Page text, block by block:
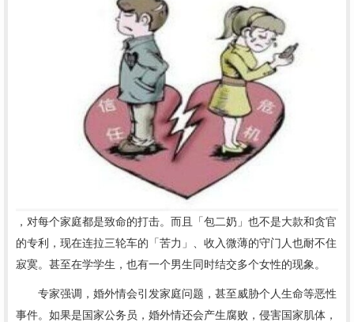
，对每个家庭都是致命的打击。而且「包二奶」也不是大款和贪官
的专利，现在连拉三轮车的「苦力」、收入微薄的守门人也耐不住
寂寞。甚至在学学生，也有一个男生同时结交多个女性的现象。
专家强调，婚外情会引发家庭问题，甚至威胁个人生命等恶性
事件。如果是国家公务员，婚外情还会产生腐败，侵害国家肌体，